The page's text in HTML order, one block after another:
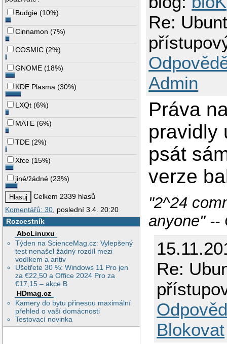
Budgie (10%)
Cinnamon (7%)
COSMIC (2%)
GNOME (18%)
KDE Plasma (30%)
LXQt (6%)
MATE (6%)
TDE (2%)
Xfce (15%)
jiné/žádné (23%)
Celkem 2339 hlasů
Komentářů: 30 , poslední 3.4. 20:20
Rozcestník
AbcLinuxu
Týden na ScienceMag.cz: Vylepšený
test nenašel žádný rozdíl mezi
vodíkem a antiv
Ušetřete 30 %: Windows 11 Pro jen
za €22,50 a Office 2024 Pro za
€17,15 – akce B
HDmag.cz
Kamery do bytu přinesou maximální
přehled o vaší domácnosti
Testovací novinka
Re:
Admin
Práva
pravidly
psát
verze
"2^24
anyone" --
Re:
Blokovat